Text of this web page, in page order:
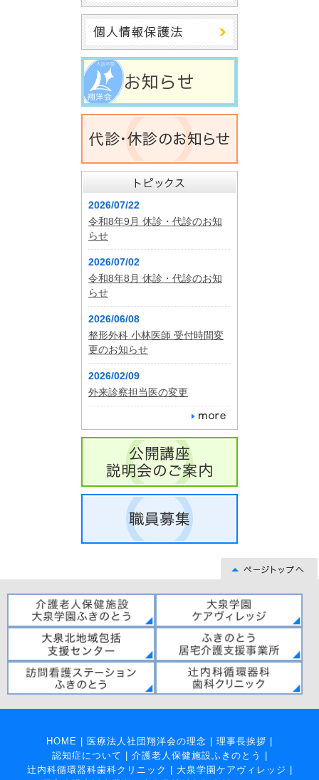
2026/07/22
令和8年9月 休診・代診のお知
らせ
2026/07/02
令和8年8月 休診・代診のお知
らせ
2026/06/08
整形外科 小林医師 受付時間変
更のお知らせ
2026/02/09
外来診察担当医の変更
HOME | 医療法人社団翔洋会の理念 | 理事長挨拶 |
認知症について | 介護老人保健施設ふきのとう
|
辻内科循環器科歯科クリニック | 大泉学園ケアヴィレッジ |